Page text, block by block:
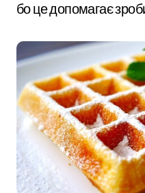
бо це допомагає